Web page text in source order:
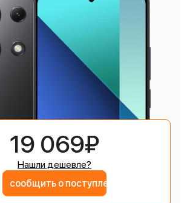
19 069₽
Нашли дешевле?
сообщить о поступлении